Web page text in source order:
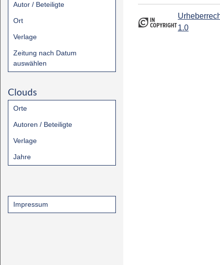
Autor / Beteiligte
Ort
Verlage
Zeitung nach Datum
auswählen
Clouds
Orte
Autoren / Beteiligte
Verlage
Jahre
Impressum
1.0